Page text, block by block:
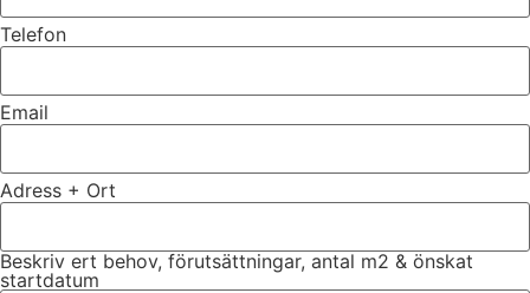
Telefon
Email
Adress + Ort
Beskriv ert behov, förutsättningar, antal m2 & önskat
startdatum